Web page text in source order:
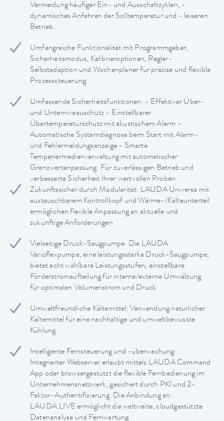
Vermeidung häufiger Ein- und Ausschaltzyklen, -
dynamisches Anfahren der Solltemperatur und - leiseren
Betrieb.
Umfangreiche Funktionalität mit Programmgeber,
Sicherheitsmodus, Kalibrieroptionen, Regler-
Selbstadaption und Wochenplaner für präzise und flexible
Prozesssteuerung.
Umfassende Sicherheitsfunktionen: - Effektiver Über-
und Unterniveauschutz - Einstellbarer
Übertemperaturschutz mit akustischem Alarm -
Automatische Systemdiagnose beim Start mit Alarm-
und Fehlermeldungsanzeige - Smarte
Temperiermedienverwaltung mit automatischer
Grenzwertanpassung. Für zuverlässigen Betrieb und
verbesserte Sicherheit Ihrer wertvollen Proben.
Zukunftssicher durch Modularität: LAUDA Universa mit
austauschbarem Kontrollkopf und Wärme-/Kälteunterteil
ermöglichen flexible Anpassung an aktuelle und
zukünftige Anforderungen
Vielseitige Druck-Saugpumpe: Die LAUDA
Varioflexpumpe, eine leistungsstarke Druck-Saugpumpe,
bietet acht wählbare Leistungsstufen, einstellbare
Förderstromaufteilung für interne/externe Umwälzung
für optimalen Volumenstrom und Druck
Umweltfreundliche Kältemittel: Verwendung natürlicher
Kältemittel für eine nachhaltige und umweltbewusste
Kühlung.
Intelligente Fernsteuerung und -überwachung:
Integrierter Webserver erlaubt mittels LAUDA Command
App oder browsergestützt die flexible Fernbedienung im
Unternehmensnetzwerk, gesichert durch PKI und 2-
Faktor-Authentifizierung. Die Anbindung an
LAUDA.LIVE ermöglicht die weltweite, cloudgestützte
Datenanalyse und Fernwartung.